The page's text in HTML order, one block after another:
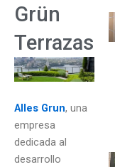
Grün
Terrazas
Alles Grun, una
empresa
dedicada al
desarrollo